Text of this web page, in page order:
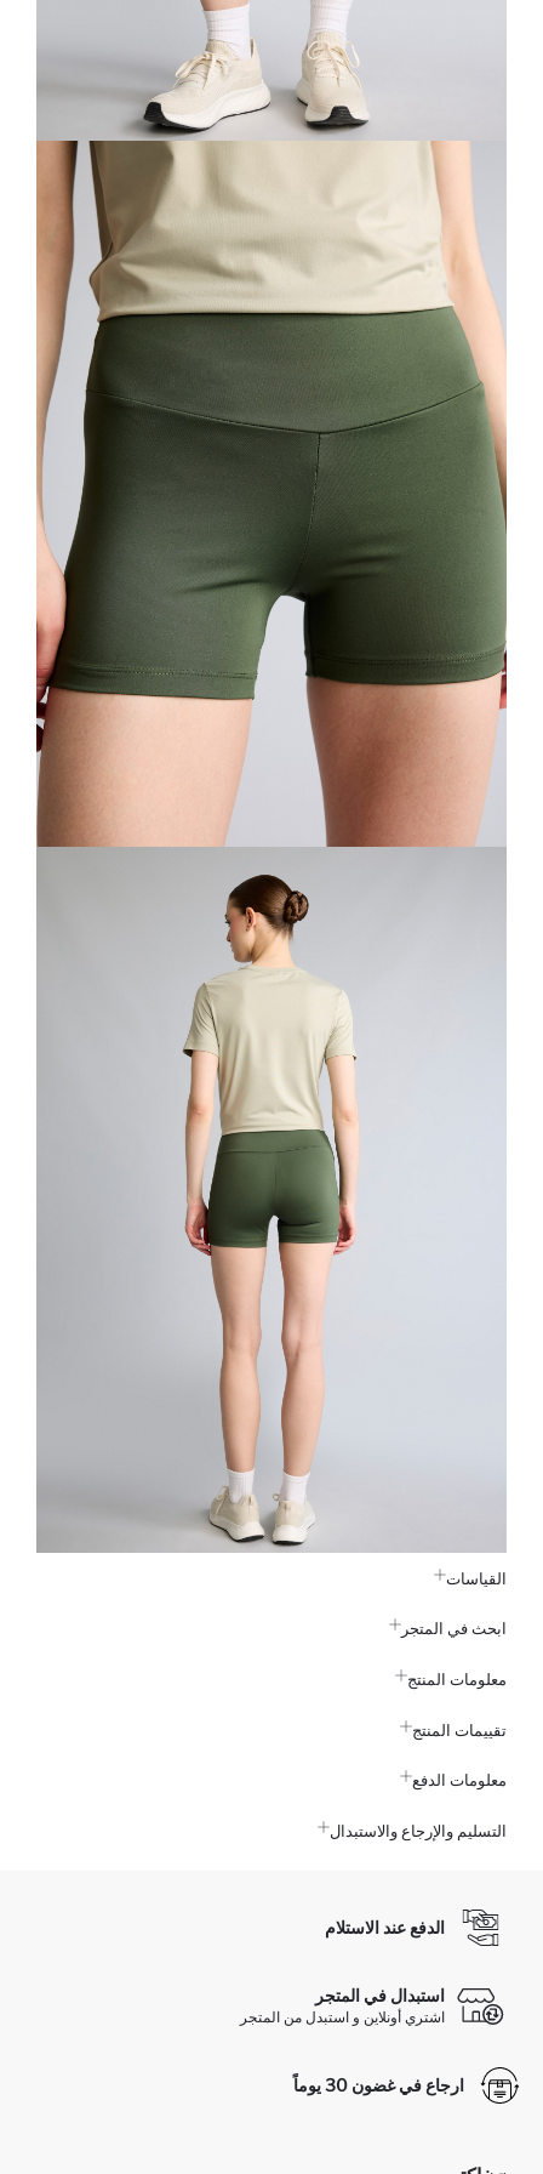
القياسات
ابحث في المتجر
معلومات المنتج
تقييمات المنتج
معلومات الدفع
التسليم والإرجاع والاستبدال
الدفع عند الاستلام
استبدال في المتجر
اشتري أونلاين و استبدل من المتجر
ارجاع في غضون 30 يوماً